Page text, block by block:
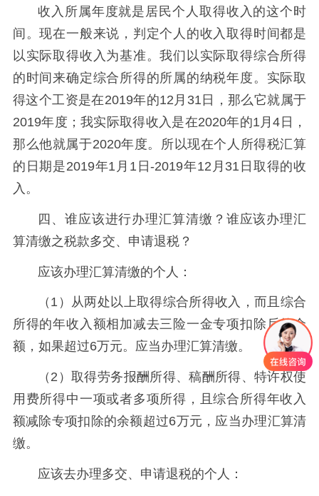
收入所属年度就是居民个人取得收入的这个时
间。现在一般来说，判定个人的收入取得时间都是
以实际取得收入为基准。我们以实际取得综合所得
的时间来确定综合所得的所属的纳税年度。实际取
得这个工资是在2019年的12月31日，那么它就属于
2019年度；我实际取得收入是在2020年的1月4日，
那么他就属于2020年度。所以现在个人所得税汇算
的日期是2019年1月1日-2019年12月31日取得的收
入。
四、谁应该进行办理汇算清缴？谁应该办理汇
算清缴之税款多交、申请退税？
应该办理汇算清缴的个人：
（1）从两处以上取得综合所得收入，而且综合
所得的年收入额相加减去三险一金专项扣除后的余
额，如果超过6万元。应当办理汇算清缴。
（2）取得劳务报酬所得、稿酬所得、特许权使
用费所得中一项或者多项所得，且综合所得年收入
额减除专项扣除的余额超过6万元，应当办理汇算清
缴。
应该去办理多交、申请退税的个人：